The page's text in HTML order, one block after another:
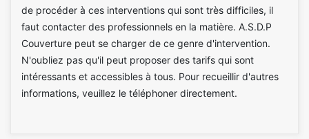
de procéder à ces interventions qui sont très difficiles, il
faut contacter des professionnels en la matière. A.S.D.P
Couverture peut se charger de ce genre d'intervention.
N'oubliez pas qu'il peut proposer des tarifs qui sont
intéressants et accessibles à tous. Pour recueillir d'autres
informations, veuillez le téléphoner directement.